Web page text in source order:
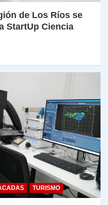
de Los Ríos se
StartUp Ciencia
TURISMO